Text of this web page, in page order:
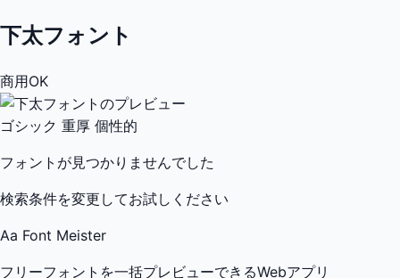
下太フォント
商用OK
ゴシック 重厚 個性的
フォントが見つかりませんでした
検索条件を変更してお試しください
Aa Font Meister
フリーフォントを一括プレビューできるWebアプリ